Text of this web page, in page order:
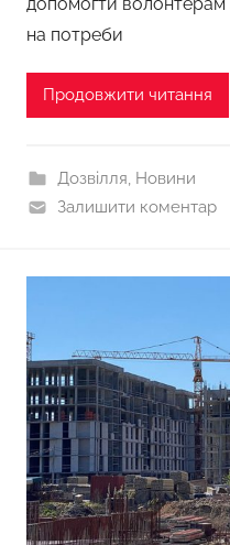
на потреби
Продовжити читання
Дозвілля Новини
Залишити коментар